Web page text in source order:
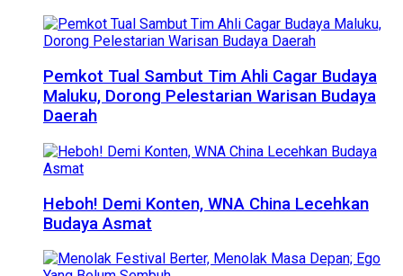
Pemkot Tual Sambut Tim Ahli Cagar Budaya
Maluku, Dorong Pelestarian Warisan Budaya
Daerah
Heboh! Demi Konten, WNA China Lecehkan
Budaya Asmat